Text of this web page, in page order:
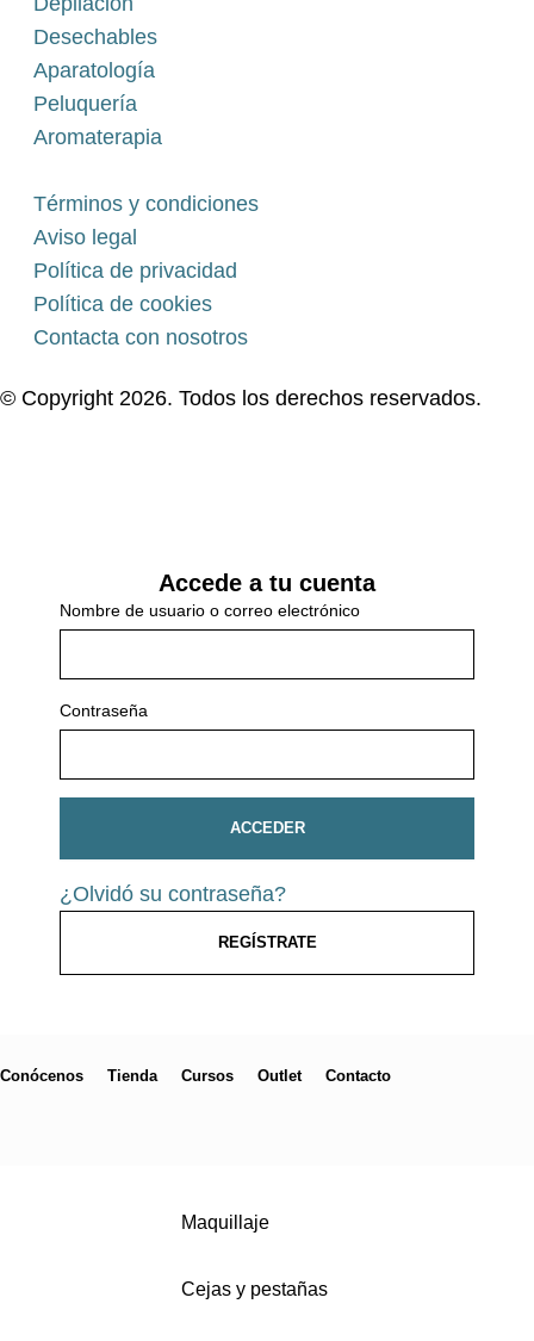
Desechables
Aparatología
Peluquería
Aromaterapia
Términos y condiciones
Aviso legal
Política de privacidad
Política de cookies
Contacta con nosotros
© Copyright 2026. Todos los derechos reservados.
Accede a tu cuenta
Nombre de usuario o correo electrónico
Contraseña
ACCEDER
¿Olvidó su contraseña?
REGÍSTRATE
Conócenos Tienda Cursos Outlet Contacto
Maquillaje
Cejas y pestañas